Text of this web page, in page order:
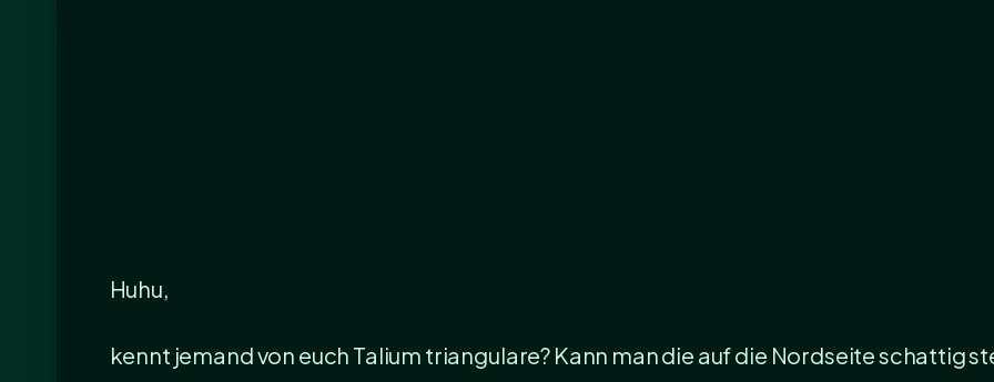
Huhu,
kennt jemand von euch Talium triangulare? Kann man die auf die Nordseite schattig